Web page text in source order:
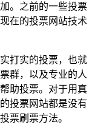
。之前的一些投票
在的投票网站技术
打实的投票，也就
群，以及专业的人
助投票。对于用真
投票网站都是没有
票刷票方法。